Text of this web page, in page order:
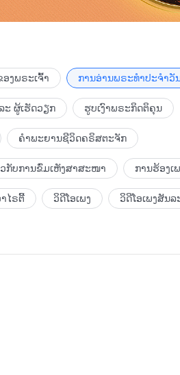
ກເຂົາ ບໍ່ໄດ້ເຮັດໃຫ້ເຮົາໂສກເສົ້າແດ່?
ເຮົາຊ່ວຍໃຫ້ລອດ ແລະ ຖືກເຮັດໃຫ້ຟື້ນ
ນນ້ອມກັບເຮົາ ໃຈຂອງເຮົາກໍພັກຜ່ອນ
ທັນທີ. ເມື່ອມະນຸດສັນລະເສີນເຮົາ ແລ້
າຮັບເອົາ, ເຮົາຈະບໍ່ໄດ້ຮັບສະຫງ່າລາ
ສະໜອງໂດຍເຮົາ? ເມື່ອເຮົາບໍ່ສະໜ
ກັນເຮັດກິດຈະການສົກກະປົກທີ່ “ເປັນຕ
ະ ຄໍາເວົ້າຂອງເຈົ້າບໍ? ເຮົາໄດ້ທົນຕໍ່ລົ
ະນຸດ; ຢ່າງໃດກໍຕາມ, ເມື່ອສະທ້ອນເ
ສຍຄວາມຫວັງໃນຕົວເຮົາເລີຍ, ແລ້ວແ
ຄວາມຮັກຂອງພວກເຂົາ ທີ່ມີຕໍ່ເຮົາແມ່
ງພຣະເຈົ້າ ການອ່ານພຣະທຳປະຈຳວັ
ະ ຜູ້ເຮັດວຽກ ຮູບເງົາພຣະກິດຕິຄຸນ
ຄຳພະຍານຊີວິດຄຣິສຕະຈັກ
ວກັບການຂົ່ມເຫັງສາສະໜາ ການຮ້ອງເ
ໄຣຕີ້ ວິດີໂອເພງ ວິດີໂອເພງສັນລ